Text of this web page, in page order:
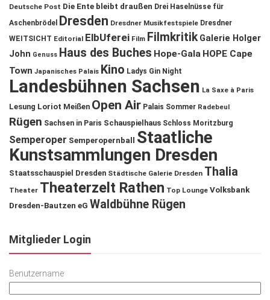
Deutsche Post Die Ente bleibt draußen Drei Haselnüsse für
Aschenbrödel
Dresden Dresdner Musikfestspiele Dresdner
WEITSICHT Editorial ElbUferei Film Filmkritik Galerie Holger
John Genuss Haus des Buches Hope-Gala HOPE Cape
Town Japanisches Palais Kino Ladys Gin Night
Landesbühnen Sachsen La Saxe à Paris
Lesung Loriot Meißen Open Air Palais Sommer Radebeul
Rügen Sachsen in Paris Schauspielhaus Schloss Moritzburg
Semperoper Semperopernball
Staatliche
Kunstsammlungen Dresden
Staatsschauspiel Dresden Städtische Galerie Dresden Thalia
Theater Theaterzelt Rathen Top Lounge Volksbank
Dresden-Bautzen eG Waldbühne Rügen
Mitglieder Login
Benutzername